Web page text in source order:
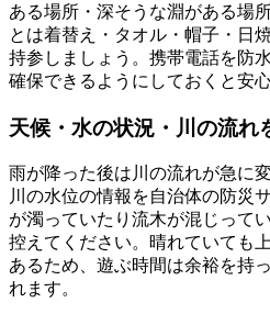
ある場所・深そうな淵がある場
とは着替え・タオル・帽子・日
持参しましょう。携帯電話を防
確保できるようにしておくと安心
天候・水の状況・川の流れ
雨が降った後は川の流れが急に
川の水位の情報を自治体の防災
が濁っていたり流木が混じって
控えてください。晴れていても
あるため、遊ぶ時間は余裕を持
れます。